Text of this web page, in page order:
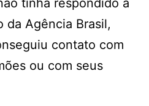
tinha respondido à
Agência Brasil,
contato com
ou com seus